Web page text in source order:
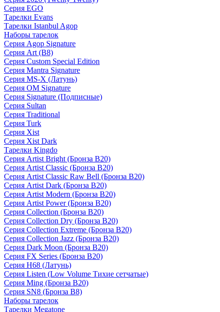
Серия EGO
Тарелки Evans
Тарелки Istanbul Agop
Наборы тарелок
Серия Agop Signature
Серия Art (B8)
Серия Custom Special Edition
Серия Mantra Signature
Серия MS-X (Латунь)
Серия OM Signature
Серия Signature (Подписные)
Серия Sultan
Серия Traditional
Серия Turk
Серия Xist
Серия Xist Dark
Тарелки Kingdo
Серия Artist Bright (Бронза B20)
Серия Artist Classic (Бронза B20)
Серия Artist Classic Raw Bell (Бронза B20)
Серия Artist Dark (Бронза B20)
Серия Artist Modern (Бронза B20)
Серия Artist Power (Бронза B20)
Серия Collection (Бронза B20)
Серия Collection Dry (Бронза B20)
Серия Collection Extreme (Бронза B20)
Серия Collection Jazz (Бронза B20)
Серия Dark Moon (Бронза B20)
Серия FX Series (Бронза B20)
Серия H68 (Латунь)
Серия Listen (Low Volume Тихие сетчатые)
Серия Ming (Бронза B20)
Серия SN8 (Бронза B8)
Наборы тарелок
Тарелки Megatone